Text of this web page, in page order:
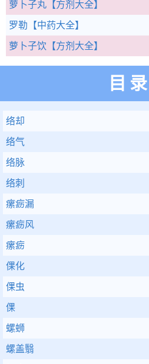
萝卜子丸 【方剂大全】
罗勒 【中药大全】
萝卜子饮 【方剂大全】
目录
络却
络气
络脉
络刺
瘰疬漏
瘰疬风
瘰疬
倮化
倮虫
倮
螺蛳
螺盖翳